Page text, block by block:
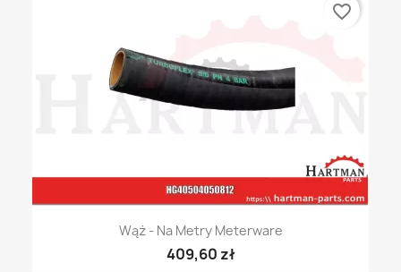
Wąż - Na Metry Meterware
409,60 zł
favorite_border